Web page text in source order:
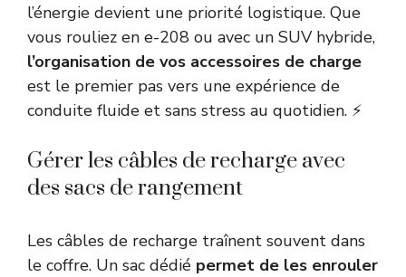
l’énergie devient une priorité logistique. Que
vous rouliez en e-208 ou avec un SUV hybride,
l’organisation de vos accessoires de charge
est le premier pas vers une expérience de
conduite fluide et sans stress au quotidien. ⚡
Gérer les câbles de recharge avec
des sacs de rangement
Les câbles de recharge traînent souvent dans
le coffre. Un sac dédié permet de les enrouler